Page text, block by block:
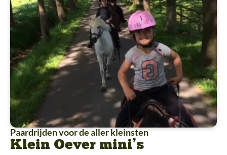
Paardrijden voor de aller kleinsten
Klein Oever mini’s